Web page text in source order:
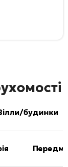
будинки